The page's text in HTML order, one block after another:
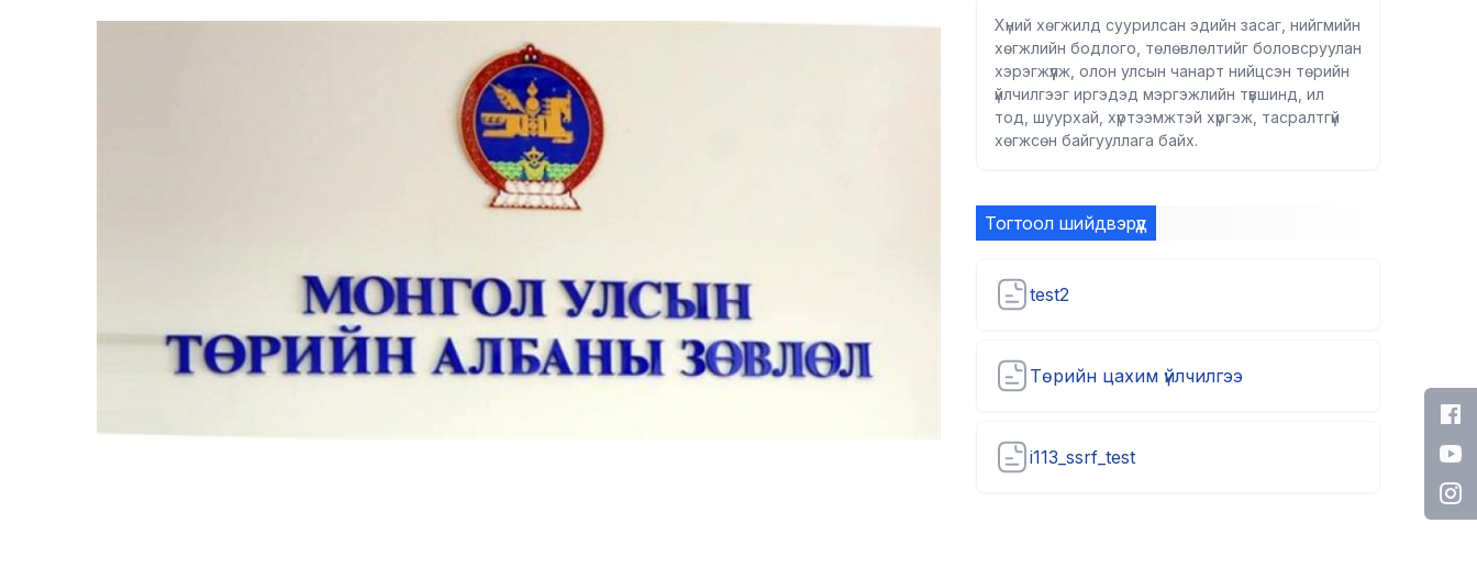
Хүний хөгжилд суурилсан эдийн засаг, нийгмийн
хөгжлийн бодлого, төлөвлөлтийг боловсруулан
хэрэгжүүлж, олон улсын чанарт нийцсэн төрийн
үйлчилгээг иргэдэд мэргэжлийн түвшинд, ил
тод, шуурхай, хүртээмжтэй хүргэж, тасралтгүй
хөгжсөн байгууллага байх.
Тогтоол шийдвэрүүд
test2
Төрийн цахим үйлчилгээ
i113_ssrf_test